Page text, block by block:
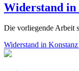
Widerstand in
Die vorliegende Arbeit
Widerstand in